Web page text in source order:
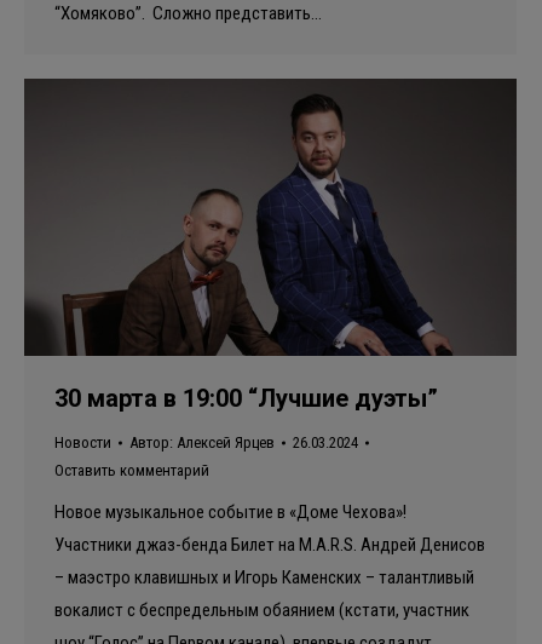
“Хомяково”. Сложно представить…
30 марта в 19:00 “Лучшие дуэты”
Новости Автор: Алексей Ярцев
26.03.2024
Оставить комментарий
Новое музыкальное событие в «Доме Чехова»!
Участники джаз-бенда Билет на M.A.R.S. Андрей Денисов
– маэстро клавишных и Игорь Каменских – талантливый
вокалист с беспредельным обаянием (кстати, участник